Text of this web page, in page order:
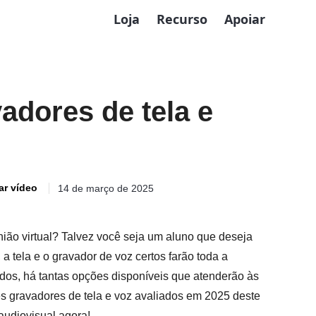
Loja Recurso Apoiar
de tela e
vídeo 14 de março de 2025
virtual? Talvez você seja um aluno que deseja
tela e o gravador de voz certos farão toda a
há tantas opções disponíveis que atenderão às
gravadores de tela e voz avaliados em 2025 deste